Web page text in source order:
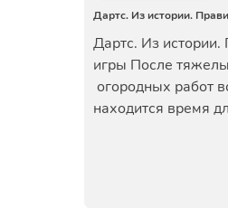
Дартс. Из истории.
Дартс. Из истории.
игры После
огородных работ
находится время